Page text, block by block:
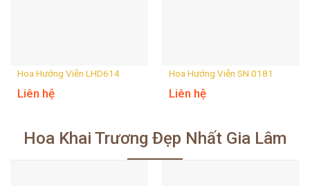
Hoa Hướng Viễn LHD614
Liên hệ
Hoa Hướng Viễn SN 0181
Liên hệ
Hoa Khai Trương Đẹp Nhất Gia Lâm